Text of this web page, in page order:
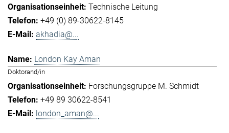
Technische Leitung
+49 (0) 89-30622-8145
akhadia@...
London Kay Aman
Doktorand/in
Forschungsgruppe M. Schmidt
+49 89 30622-8541
london_aman@...